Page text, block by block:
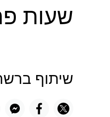
שעות
שיתוף